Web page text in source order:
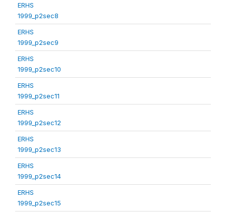
ERHS
1999_p2sec8
ERHS
1999_p2sec9
ERHS
1999_p2sec10
ERHS
1999_p2sec11
ERHS
1999_p2sec12
ERHS
1999_p2sec13
ERHS
1999_p2sec14
ERHS
1999_p2sec15